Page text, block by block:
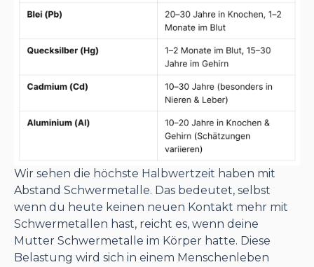
Wir sehen die höchste Halbwertzeit haben mit
Abstand Schwermetalle. Das bedeutet, selbst
wenn du heute keinen neuen Kontakt mehr mit
Schwermetallen hast, reicht es, wenn deine
Mutter Schwermetalle im Körper hatte. Diese
Belastung wird sich in einem Menschenleben